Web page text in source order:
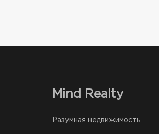
Mind Realty
Разумная недвижимость